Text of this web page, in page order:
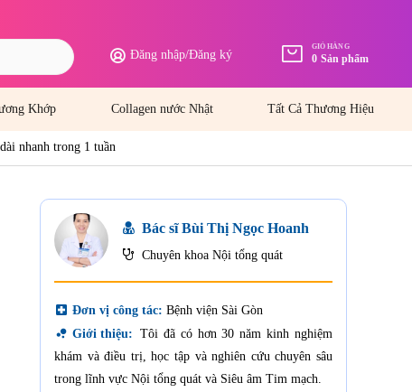
Đăng nhập/Đăng ký
GIỎ HÀNG
0 Sản phẩm
Khớp Collagen nước Nhật Tất Cả Thương Hiệu
nhanh trong 1 tuần
Bác sĩ Bùi Thị Ngọc Hoanh
Chuyên khoa Nội tổng quát
local_hospital Đơn vị công tác: Bệnh viện Sài Gòn
bubble_chart Giới thiệu: Tôi đã có hơn 30 năm kinh nghiệm
khám và điều trị, học tập và nghiên cứu chuyên sâu
trong lĩnh vực Nội tổng quát và Siêu âm Tim mạch.